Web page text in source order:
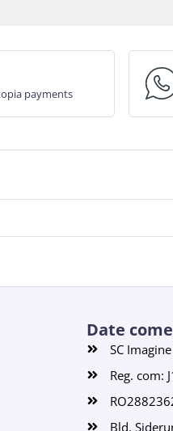
payments
Date
SC
Reg. com:
Bld.